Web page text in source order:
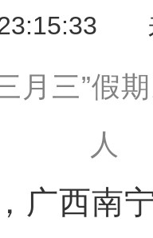
23:15:33
西南宁